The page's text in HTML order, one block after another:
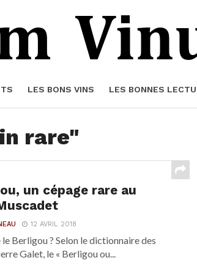
LES BONS VINS LES BONNES
rare"
un cépage rare au
12 AVRIL 2018
le Berligou ? Selon le dictionnaire des
Galet, le « Berligou ou...